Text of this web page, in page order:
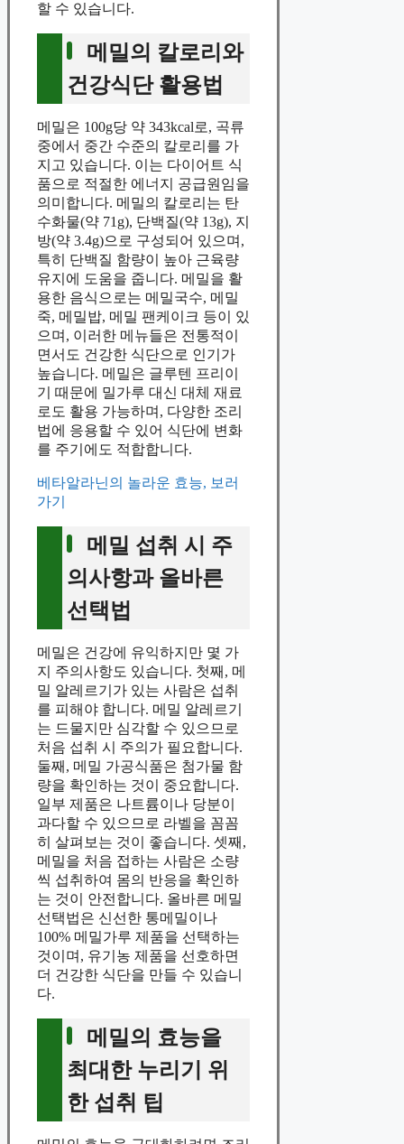
할 수 있습니다.
메밀의 칼로리와
건강식단 활용법
메밀은 100g당 약 343kcal로, 곡류
중에서 중간 수준의 칼로리를 가
지고 있습니다. 이는 다이어트 식
품으로 적절한 에너지 공급원임을
의미합니다. 메밀의 칼로리는 탄
수화물(약 71g), 단백질(약 13g), 지
방(약 3.4g)으로 구성되어 있으며,
특히 단백질 함량이 높아 근육량
유지에 도움을 줍니다. 메밀을 활
용한 음식으로는 메밀국수, 메밀
죽, 메밀밥, 메밀 팬케이크 등이 있
으며, 이러한 메뉴들은 전통적이
면서도 건강한 식단으로 인기가
높습니다. 메밀은 글루텐 프리이
기 때문에 밀가루 대신 대체 재료
로도 활용 가능하며, 다양한 조리
법에 응용할 수 있어 식단에 변화
를 주기에도 적합합니다.
베타알라닌의 놀라운 효능, 보러
가기
메밀 섭취 시 주
의사항과 올바른
선택법
메밀은 건강에 유익하지만 몇 가
지 주의사항도 있습니다. 첫째, 메
밀 알레르기가 있는 사람은 섭취
를 피해야 합니다. 메밀 알레르기
는 드물지만 심각할 수 있으므로
처음 섭취 시 주의가 필요합니다.
둘째, 메밀 가공식품은 첨가물 함
량을 확인하는 것이 중요합니다.
일부 제품은 나트륨이나 당분이
과다할 수 있으므로 라벨을 꼼꼼
히 살펴보는 것이 좋습니다. 셋째,
메밀을 처음 접하는 사람은 소량
씩 섭취하여 몸의 반응을 확인하
는 것이 안전합니다. 올바른 메밀
선택법은 신선한 통메밀이나
100% 메밀가루 제품을 선택하는
것이며, 유기농 제품을 선호하면
더 건강한 식단을 만들 수 있습니
다.
메밀의 효능을
최대한 누리기 위
한 섭취 팁